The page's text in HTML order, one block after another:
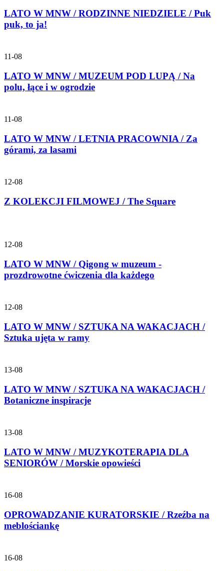
LATO W MNW / RODZINNE NIEDZIELE / Puk
puk, to ja!
11-08
LATO W MNW / MUZEUM POD LUPĄ / Na
polu, łące i w ogrodzie
11-08
LATO W MNW / LETNIA PRACOWNIA / Za
górami, za lasami
12-08
Z KOLEKCJI FILMOWEJ / The Square
12-08
LATO W MNW / Qigong w muzeum -
prozdrowotne ćwiczenia dla każdego
12-08
LATO W MNW / SZTUKA NA WAKACJACH /
Sztuka ujęta w ramy
13-08
LATO W MNW / SZTUKA NA WAKACJACH /
Botaniczne inspiracje
13-08
LATO W MNW / MUZYKOTERAPIA DLA
SENIORÓW / Morskie opowieści
16-08
OPROWADZANIE KURATORSKIE / Rzeźba na
meblościankę
16-08